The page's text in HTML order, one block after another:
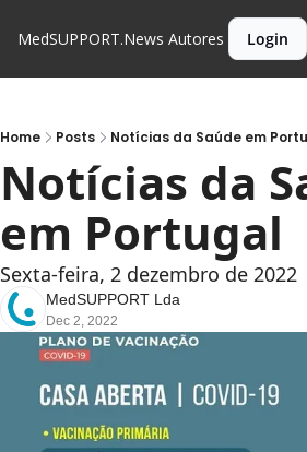
MedSUPPORT.News Autores Login
Home Posts Notícias da Saúde em
Notícias da
em Portugal
Sexta-feira, 2 dezembro de 2022
MedSUPPORT Lda
Dec 2, 2022